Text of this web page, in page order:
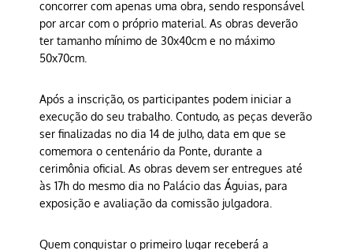
concorrer com apenas uma obra, sendo responsável
por arcar com o próprio material. As obras deverão
ter tamanho mínimo de 30x40cm e no máximo
50x70cm.
Após a inscrição, os participantes podem iniciar a
execução do seu trabalho. Contudo, as peças deverão
ser finalizadas no dia 14 de julho, data em que se
comemora o centenário da Ponte, durante a
cerimônia oficial. As obras devem ser entregues até
às 17h do mesmo dia no Palácio das Águias, para
exposição e avaliação da comissão julgadora.
Quem conquistar o primeiro lugar receberá a